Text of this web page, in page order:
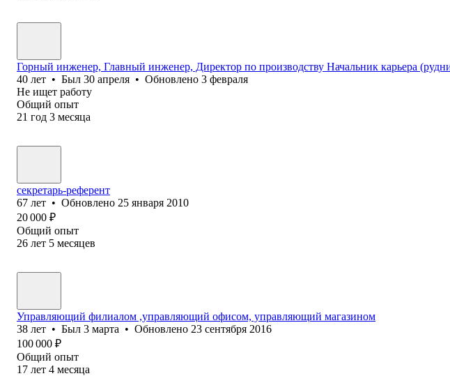
Горный инженер, Главный инженер, Директор по производству Начальник карьера
40 лет • Был 30 апреля • Обновлено 3 февраля
Не ищет работу
Общий опыт
21 год 3 месяца
секретарь-референт
67 лет • Обновлено 25 января 2010
20 000 ₽
Общий опыт
26 лет 5 месяцев
Управляющий филиалом ,управляющий офисом, управляющий магазином
38 лет • Был 3 марта • Обновлено 23 сентября 2016
100 000 ₽
Общий опыт
17 лет 4 месяца